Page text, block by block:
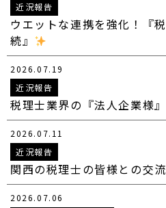
近況報告
ウエットな連携を強化！『
続』
2026.07.19
近況報告
税理士業界の『法人企業様
2026.07.11
近況報告
関西の税理士の皆様との交
2026.07.06